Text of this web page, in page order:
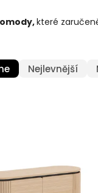
,které
Nejlevnější